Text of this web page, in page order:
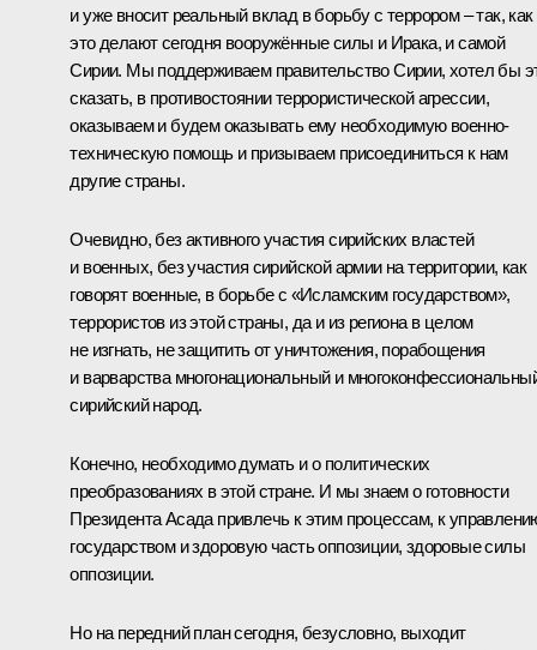
и уже вносит реальный вклад в борьбу с террором – так, как
это делают сегодня вооружённые силы и Ирака, и самой
Сирии. Мы поддерживаем правительство Сирии, хотел бы
сказать, в противостоянии террористической агрессии,
оказываем и будем оказывать ему необходимую военно-
техническую помощь и призываем присоединиться к нам
другие страны.
Очевидно, без активного участия сирийских властей
и военных, без участия сирийской армии на территории, как
говорят военные, в борьбе с «Исламским государством»,
террористов из этой страны, да и из региона в целом
не изгнать, не защитить от уничтожения, порабощения
и варварства многонациональный и
сирийский народ.
Конечно, необходимо думать и о политических
преобразованиях в этой стране. И мы знаем о готовности
ПрезидентаАсадапривлечь к этим процессам, к
государством и здоровую часть оппозиции, здоровые силы
оппозиции.
Но на передний план сегодня, безусловно, выходит